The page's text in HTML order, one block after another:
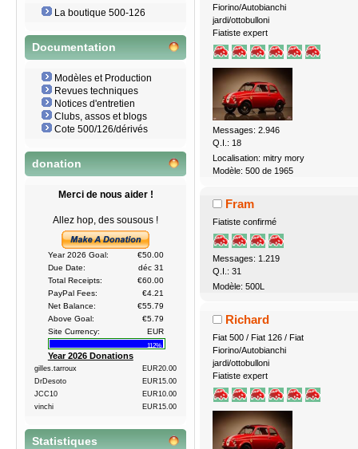
La boutique 500-126
Documentation
Modèles et Production
Revues techniques
Notices d'entretien
Clubs, assos et blogs
Cote 500/126/dérivés
donation
Merci de nous aider !
Allez hop, des sousous !
Year 2026 Goal:
€50.00
Due Date:
déc 31
Total Receipts:
€60.00
PayPal Fees:
€4.21
Net Balance:
€55.79
Above Goal:
€5.79
Site Currency:
EUR
112%
Year 2026 Donations
gilles.tarroux
EUR20.00
DrDesoto
EUR15.00
JCC10
EUR10.00
vinchi
EUR15.00
Statistiques
Fiorino/Autobianchi
jardi/ottobulloni
Fiatiste expert
Messages: 2.946
Q.I.: 18
Localisation: mitry mory
Modèle: 500 de 1965
Fram
Fiatiste confirmé
Messages: 1.219
Q.I.: 31
Modèle: 500L
Richard
Fiat 500 / Fiat 126 / Fiat
Fiorino/Autobianchi
jardi/ottobulloni
Fiatiste expert